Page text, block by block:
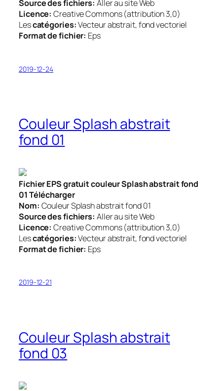
Source des fichiers: Aller au site Web
Licence: Creative Commons (attribution 3,0)
Lescatégories:Vecteur abstrait, fond vectoriel
Format de fichier: Eps
2019-12-24
Couleur Splash abstrait
fond 01
Fichier EPS gratuit couleur Splash abstrait fond
01 Télécharger
Nom: Couleur Splash abstrait fond 01
Source des fichiers: Aller au site Web
Licence: Creative Commons (attribution 3,0)
Lescatégories:Vecteur abstrait, fond vectoriel
Format de fichier: Eps
2019-12-21
Couleur Splash abstrait
fond 03